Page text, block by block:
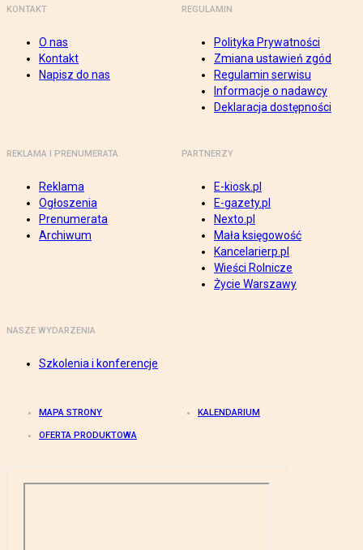
KONTAKT
O nas
Kontakt
Napisz do nas
REGULAMIN
Polityka Prywatności
Zmiana ustawień zgód
Regulamin serwisu
Informacje o nadawcy
Deklaracja dostępności
REKLAMA I PRENUMERATA
Reklama
Ogłoszenia
Prenumerata
Archiwum
PARTNERZY
E-kiosk.pl
E-gazety.pl
Nexto.pl
Mała księgowość
Kancelarierp.pl
Wieści Rolnicze
Życie Warszawy
NASZE WYDARZENIA
Szkolenia i konferencje
MAPA STRONY KALENDARIUM
OFERTA PRODUKTOWA